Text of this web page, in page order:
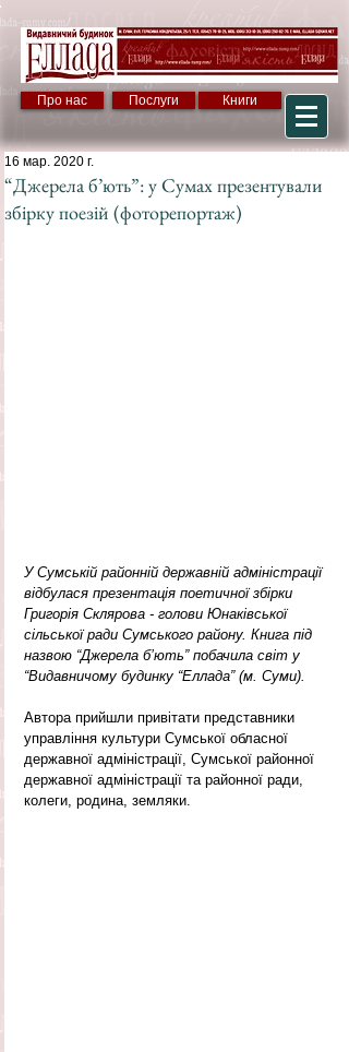
Про нас Послуги Книги
“Джерела б’ють”: у Сумах презентували
збірку поезій (фоторепортаж)
16 мар. 2020 г.
У Сумській районній державній адміністрації
відбулася презентація поетичної збірки
Григорія Склярова - голови Юнаківської
сільської ради Сумського району. Книга під
назвою “Джерела б’ють” побачила світ у
“Видавничому будинку “Еллада” (м. Суми).
Автора прийшли привітати представники
управління культури Сумської обласної
державної адміністрації, Сумської районної
державної адміністрації та районної ради,
колеги, родина, земляки.